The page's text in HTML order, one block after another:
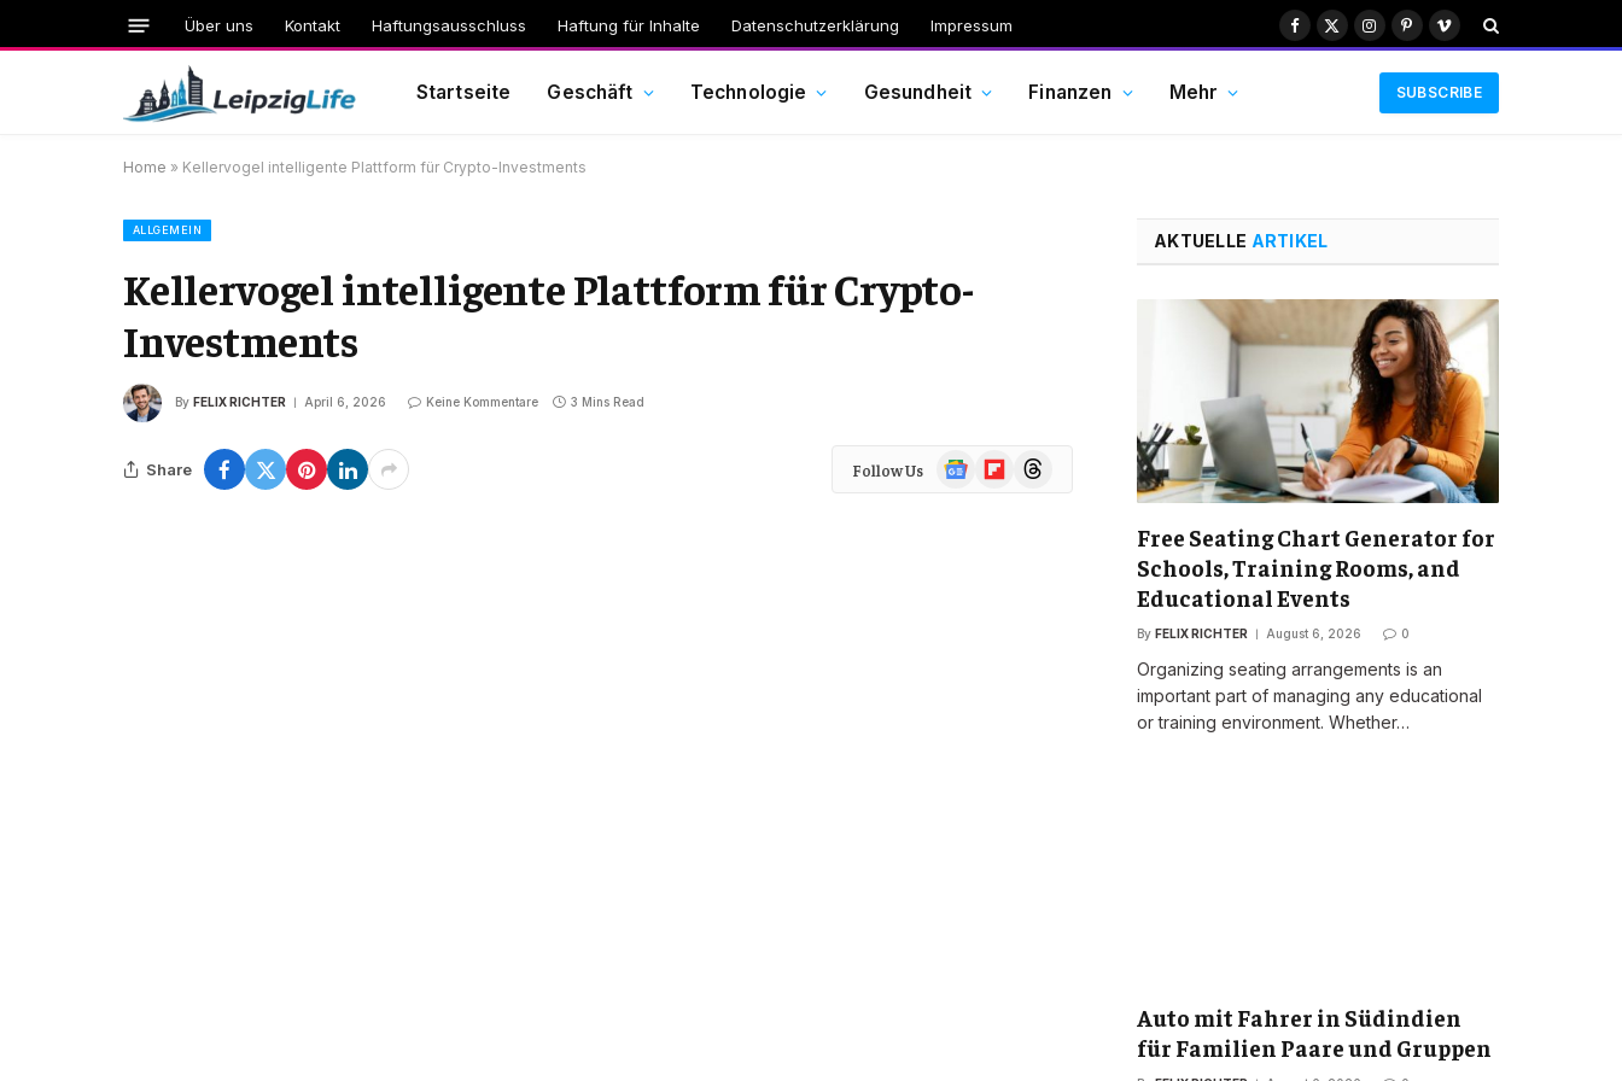
Über uns Kontakt Haftungsausschluss Haftung für Inhalte Datenschutzerklärung Impressum Facebook
X
Instagram
PinterestVimeo
Startseite Geschäft Technologie Gesundheit Finanzen Mehr SUBSCRIBE
Home » Kellervogel intelligente Plattform für Crypto-Investments
ALLGEMEIN
Kellervogel intelligente Plattform für Crypto-
Investments
By FELIX RICHTER April 6, 2026 Keine Kommentare 3 Mins Read
Share Follow Us
Google
News
FlipboardThreads
AKTUELLE ARTIKEL
Free Seating Chart Generator for
Schools, Training Rooms, and
Educational Events
By FELIX RICHTER August 6, 2026 0
Organizing seating arrangements is an
important part of managing any educational
or training environment. Whether…
Auto mit Fahrer in Südindien
für Familien Paare und Gruppen